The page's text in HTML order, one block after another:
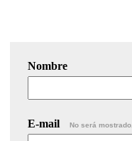
Nombre
E-mail No será mostrado.